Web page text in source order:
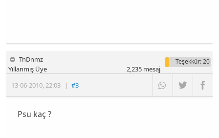
TnDnmz
13-06-2010,22:03 |#3
Yıllanmış Üye
Teşekkür: 20
2,235mesaj
Psu kaç ?